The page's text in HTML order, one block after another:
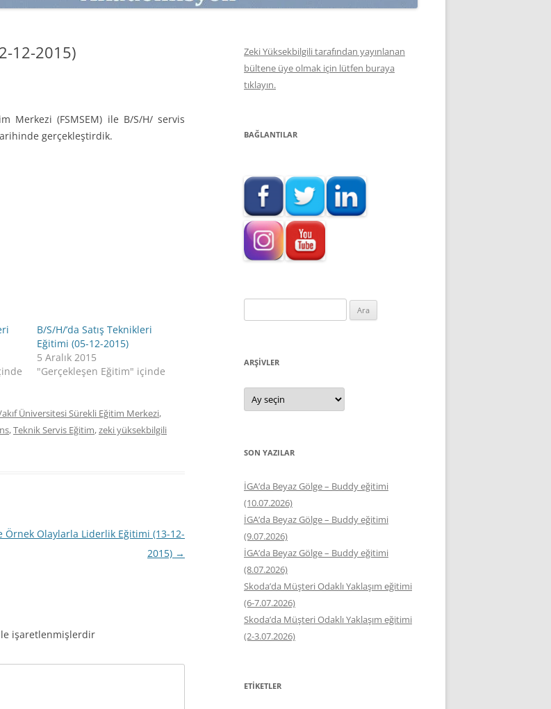
HIZLI MODA TÜKETICILERININ
MAĞAZA ATMOSFERINE
SATMAK
12-2015)
Merkezi (FSMSEM) ile B/S/H/ servis
gerçekleştirdik.
B/S/H/’da Satış Teknikleri
Eğitimi (05-12-2015)
5 Aralık 2015
"Gerçekleşen Eğitim" içinde
Üniversitesi Sürekli Eğitim Merkezi,
,Teknik Servis Eğitim,zeki yüksekbilgili
Örnek Olaylarla Liderlik Eğitimi (13-12-
2015) →
işaretlenmişlerdir
Zeki Yüksekbilgili tarafından yayınlanan
bültene üye olmak için lütfen buraya
tıklayın.
BAĞLANTILAR
ARŞIVLER
Arşivler
SON YAZILAR
İGA’da Beyaz Gölge – Buddy eğitimi
(10.07.2026)
İGA’da Beyaz Gölge – Buddy eğitimi
(9.07.2026)
İGA’da Beyaz Gölge – Buddy eğitimi
(8.07.2026)
Skoda’da Müşteri Odaklı Yaklaşım eğitimi
(6-7.07.2026)
Skoda’da Müşteri Odaklı Yaklaşım eğitimi
(2-3.07.2026)
ETIKETLER